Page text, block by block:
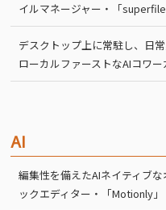
イルマネージャー・「superfile
デスクトップ上に常駐し、日
ローカルファーストなAIコワ
AI
編集性を備えたAIネイティブ
ックエディター・「Motionly」